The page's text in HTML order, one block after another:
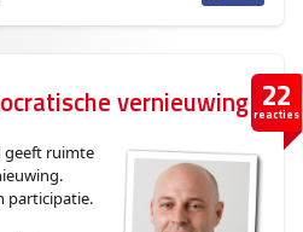
22
reacties
vernieuwing
geeft ruimte
participatie.